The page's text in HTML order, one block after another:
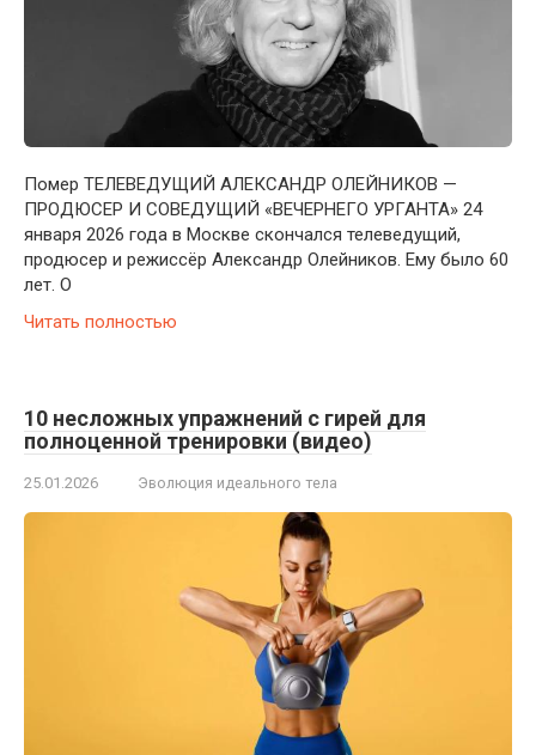
Помер ТЕЛЕВЕДУЩИЙ АЛЕКСАНДР ОЛЕЙНИКОВ —
ПРОДЮСЕР И СОВЕДУЩИЙ «ВЕЧЕРНЕГО УРГАНТА» 24
января 2026 года в Москве скончался телеведущий,
продюсер и режиссёр Александр Олейников. Ему было 60
лет. О
Читать полностью
10 несложных упражнений с гирей для
полноценной тренировки (видео)
25.01.2026 Эволюция идеального тела